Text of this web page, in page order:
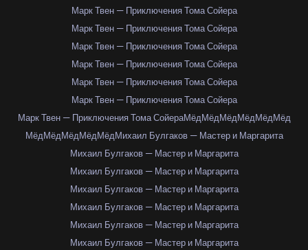
Марк Твен — Приключения Тома Сойера
Марк Твен — Приключения Тома Сойера
Марк Твен — Приключения Тома Сойера
Марк Твен — Приключения Тома Сойера
Марк Твен — Приключения Тома Сойера
Марк Твен — Приключения Тома Сойера
Марк Твен — Приключения Тома СойераМёдМёдМёдМёдМёдМёд
МёдМёдМёдМёдМёдМихаил Булгаков — Мастер и Маргарита
Михаил Булгаков — Мастер и Маргарита
Михаил Булгаков — Мастер и Маргарита
Михаил Булгаков — Мастер и Маргарита
Михаил Булгаков — Мастер и Маргарита
Михаил Булгаков — Мастер и Маргарита
Михаил Булгаков — Мастер и Маргарита